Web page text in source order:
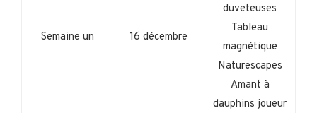
Semaine un 16 décembre
duveteuses
Tableau
magnétique
Naturescapes
Amant à
dauphins joueur